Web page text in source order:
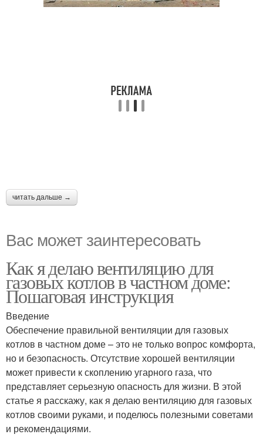
читать дальше →
Вас может заинтересовать
Как я делаю вентиляцию для
газовых котлов в частном доме:
Пошаговая инструкция
Введение
Обеспечение правильной вентиляции для газовых
котлов в частном доме – это не только вопрос комфорта,
но и безопасность. Отсутствие хорошей вентиляции
может привести к скоплению угарного газа, что
представляет серьезную опасность для жизни. В этой
статье я расскажу, как я делаю вентиляцию для газовых
котлов своими руками, и поделюсь полезными советами
и рекомендациями.